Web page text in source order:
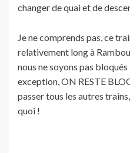
changer de quai et de
Je ne comprends pas, ce
relativement long à
nous ne soyons pas
exception, ON RESTE
passer tous les autres
quoi !